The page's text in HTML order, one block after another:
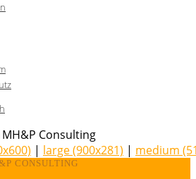
| large (900x281) | medium
CONSULTING